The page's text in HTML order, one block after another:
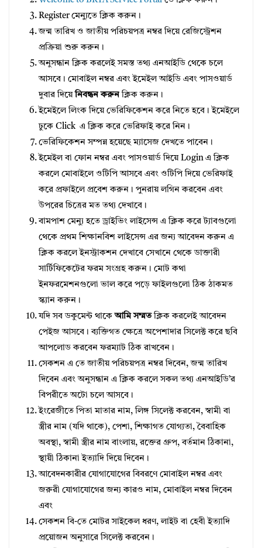
Register মেন্যুতে ক্লিক করুন।
জন্ম তারিখ ও জাতীয় পরিচয়পত্র নম্বর দিয়ে রেজিস্ট্রেশন
প্রক্রিয়া শুরু করুন।
অনুসন্ধান ক্লিক করলেই সমস্ত তথ্য এনআইডি থেকে চলে
আসবে। মোবাইল নম্বর এবং ইমেইল আইডি এবং পাসওয়ার্ড
দুবার দিয়েনিবন্ধন করুনক্লিক করুন।
ইমেইলে লিংক দিয়ে ভেরিফিকেশন করে নিতে হবে। ইমেইলে
ঢুকে Click এ ক্লিক করে ভেরিফাই করে নিন।
ভেরিফিকেশন সম্পন্ন হয়েছে ম্যাসেজ দেখতে পাবেন।
ইমেইল বা ফোন নম্বর এবং পাসওয়ার্ড দিয়ে Login এ ক্লিক
করলে মোবাইলে ওটিপি আসবে এবং ওটিপি দিয়ে ভেরিফাই
করে প্রফাইলে প্রবেশ করুন। পুনরায় লগিন করবেন এবং
উপরের চিত্রের মত তথ্য দেখাবে।
বামপাশ মেন্যু হতে ড্রাইভিং লাইসেন্স এ ক্লিক করে ট্যাবগুলো
থেকে প্রথম শিক্ষানবিশ লাইসেন্স এর জন্য আবেদন করুন এ
ক্লিক করলে ইনস্ট্রাকশন দেখাবে সেখানে থেকে ডাক্তারী
সার্টিফিকেটের ফরম সংগ্রহ করুন। মোট কথা
ইনফরমেশনগুলো ভাল করে পড়ে ফাইলগুলো ঠিক ঠাকমত
স্ক্যান করুন।
যদি সব ডকুমেন্ট থাকেআমি সম্মতক্লিক করলেই আবেদন
পেইজ আসবে। ব্যক্তিগত ক্ষেত্রে অপেশাদার সিলেক্ট করে ছবি
আপলোড করবেন ফরম্যাট ঠিক রাখবেন।
সেকশন এ তে জাতীয় পরিচয়পত্র নম্বর দিবেন, জন্ম তারিখ
দিবেন এবং অনুসন্ধান এ ক্লিক করলে সকল তথ্য এনআইডি’র
বিপরীতে অটো চলে আসবে।
ইংরেজীতে পিতা মাতার নাম, লিঙ্গ সিলেক্ট করবেন, স্বামী বা
স্ত্রীর নাম (যদি থাকে), পেশা, শিক্ষাগত যোগ্যতা, বৈবাহিক
অবস্থা, স্বামী স্ত্রীর নাম বাংলায়, রক্তের গ্রুপ, বর্তমান ঠিকানা,
স্থায়ী ঠিকানা ইত্যাদি দিয়ে দিবেন।
আবেদনকারীর যোগাযোগের বিবরণে মোবাইল নম্বর এবং
জরুরী যোগাযোগের জন্য কারও নাম, মোবাইল নম্বর দিবেন
এবং
সেকশন বি-তে মোটর সাইকেল ধরণ, লাইট বা হেবী ইত্যাদি
প্রয়োজন অনুসারে সিলেক্ট করবেন।